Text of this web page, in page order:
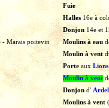
Fuie
Halles 16e à
Donjon 14e et
- Marais poitevin Moulins à eau
Moulin à vent
Porte aux Lions
Moulin à vent
Donjon d'
Moulins à vent